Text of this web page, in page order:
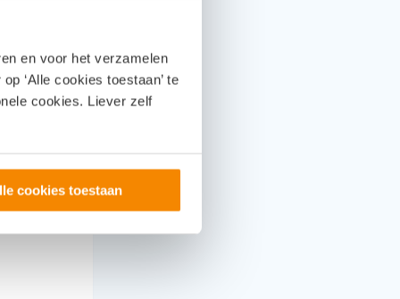
en voor het verzamelen
‘Alle cookies toestaan’ te
cookies. Liever zelf
cookies toestaan